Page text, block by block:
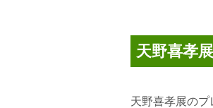
天野喜孝
天野喜孝展の